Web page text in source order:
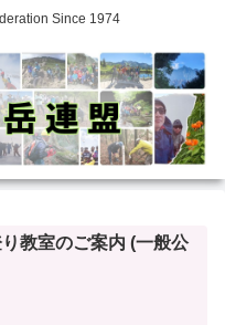
Since 1974
教室のご案内 (一般公